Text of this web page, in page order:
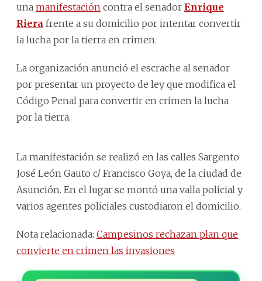
una manifestación contra el senador Enrique
Riera frente a su domicilio por intentar convertir
la lucha por la tierra en crimen.
La organización anunció el escrache al senador
por presentar un proyecto de ley que modifica el
Código Penal para convertir en crimen la lucha
por la tierra.
La manifestación se realizó en las calles Sargento
José León Gauto c/ Francisco Goya, de la ciudad de
Asunción. En el lugar se montó una valla policial y
varios agentes policiales custodiaron el domicilio.
Nota relacionada: Campesinos rechazan plan que
convierte en crimen las invasiones